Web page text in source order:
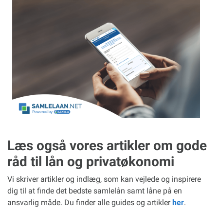
Læs også vores artikler om gode
råd til lån og privatøkonomi
Vi skriver artikler og indlæg, som kan vejlede og inspirere
dig til at finde det bedste samlelån samt låne på en
ansvarlig måde. Du finder alle guides og artikler her.